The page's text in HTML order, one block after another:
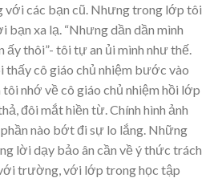
với các bạn cũ. Nhưng trong lớp tôi
bạn xa lạ. “Nhưng dần dần mình
ấy thôi”- tôi tự an ủi mình như thế.
thấy cô giáo chủ nhiệm bước vào
nhớ về cô giáo chủ nhiệm hồi lớp
đôi mắt hiền từ. Chính hình ảnh
nào bớt đi sự lo lắng. Những
lời dạy bảo ân cần về ý thức trách
trường, với lớp trong học tập